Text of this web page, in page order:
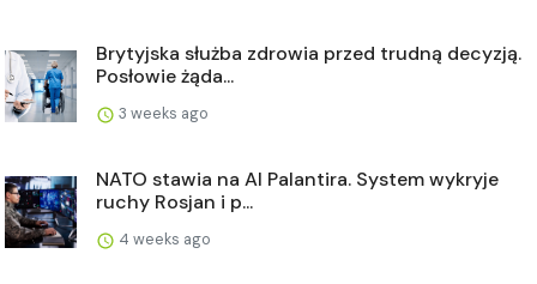
Brytyjska służba zdrowia przed trudną decyzją.
Posłowie żąda...
3 weeks ago
NATO stawia na AI Palantira. System wykryje
ruchy Rosjan i p...
4 weeks ago